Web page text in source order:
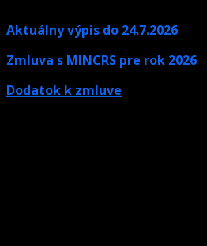
Aktuálny výpis do 24.7.2026
Zmluva s MINCRS pre rok 2026
Dodatok k zmluve